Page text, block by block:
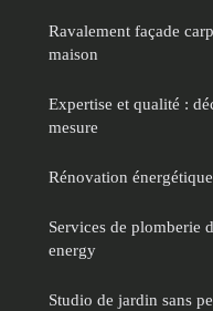
Ravalement façade
maison
Expertise et qualité :
mesure
Rénovation
Services de plomberie
energy
Studio de jardin sans